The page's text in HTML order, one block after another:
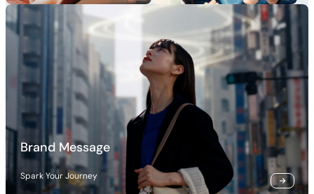
Brand Message
Spark Your Journey